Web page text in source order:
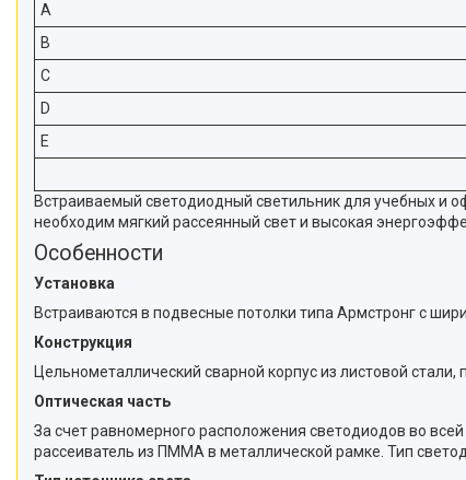
A
B
C
D
E
Встраиваемый светодиодный светильник для учебных и
необходим мягкий рассеянный свет и высокая
Особенности
Установка
Встраиваются в подвесные потолки типа Армстронг с
Конструкция
Цельнометаллический сварной корпус из листовой
Оптическая часть
За счет равномерного расположения светодиодов во
рассеиватель из ПММА в металлической рамке. Тип